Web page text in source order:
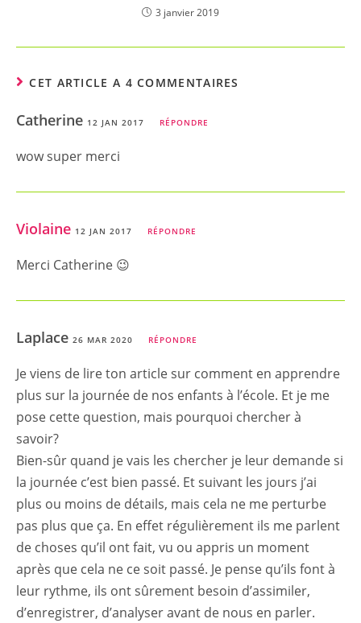
3 janvier 2019
CET ARTICLE A 4 COMMENTAIRES
Catherine 12 JAN 2017 RÉPONDRE
wow super merci
Violaine 12 JAN 2017 RÉPONDRE
Merci Catherine 😉
Laplace 26 MAR 2020 RÉPONDRE
Je viens de lire ton article sur comment en apprendre
plus sur la journée de nos enfants à l’école. Et je me
pose cette question, mais pourquoi chercher à
savoir?
Bien-sûr quand je vais les chercher je leur demande si
la journée c’est bien passé. Et suivant les jours j’ai
plus ou moins de détails, mais cela ne me perturbe
pas plus que ça. En effet régulièrement ils me parlent
de choses qu’il ont fait, vu ou appris un moment
après que cela ne ce soit passé. Je pense qu’ils font à
leur rythme, ils ont sûrement besoin d’assimiler,
d’enregistrer, d’analyser avant de nous en parler.